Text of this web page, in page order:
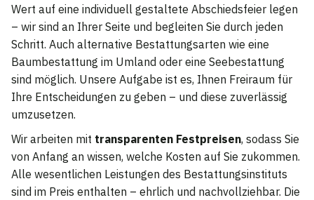
Wert auf eine individuell gestaltete Abschiedsfeier legen
– wir sind an Ihrer Seite und begleiten Sie durch jeden
Schritt. Auch alternative Bestattungsarten wie eine
Baumbestattung im Umland oder eine Seebestattung
sind möglich. Unsere Aufgabe ist es, Ihnen Freiraum für
Ihre Entscheidungen zu geben – und diese zuverlässig
umzusetzen.
Wir arbeiten mit transparenten Festpreisen, sodass Sie
von Anfang an wissen, welche Kosten auf Sie zukommen.
Alle wesentlichen Leistungen des Bestattungsinstituts
sind im Preis enthalten – ehrlich und nachvollziehbar. Die